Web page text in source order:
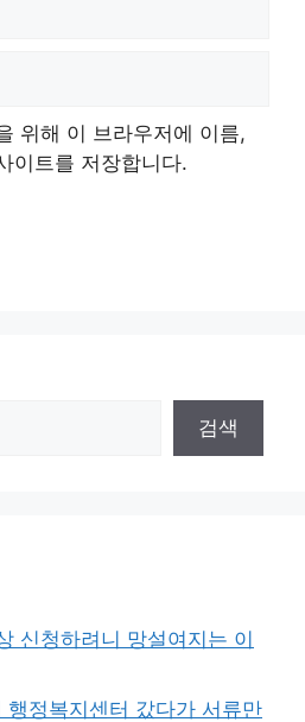
위해 이 브라우저에 이름,
이트를 저장합니다.
검색
신청하려니 망설여지는 이
정복지센터 갔다가 서류만